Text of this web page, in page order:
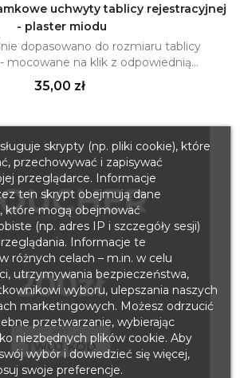
uchwyty tablicy rejestracyjnej
- plaster miodu
dopasowano do rozmiaru tablicy
mocowane na klik z odpowiednią...
Cena
35,00 zł
skrypty (np. pliki cookie), które
przechowywać i zapisywać
przeglądarce. Informacje
ten skrypt obejmują dane
które mogą obejmować
(np. adres IP i szczegóły sesji)
Informacje te
różnych celach – m.in. w celu
utrzymywania bezpieczeństwa,
wyboru, ulepszania naszych
marketingowych. Możesz odrzucić
przetwarzanie, wybierając
niezbędnych plików cookie. Aby
wybór i dowiedzieć się więcej,
swoje preferencje.